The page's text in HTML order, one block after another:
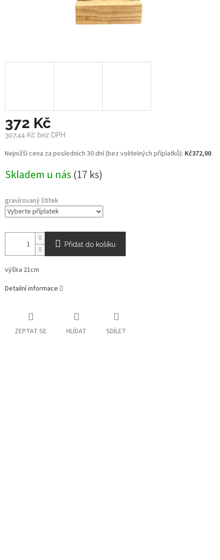
372 Kč
307,44 Kč bez DPH
Měrná
cena:
Nejnižší cena za posledních 30 dní (bez volitelných příplatků): Kč372,00
Skladem u nás (17 ks)
gravírovaný štítek
Přidat do košíku
výška 21cm
Detailní informace
ZEPTAT SE HLÍDAT SDÍLET